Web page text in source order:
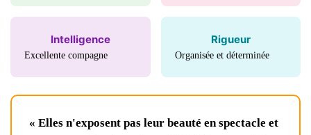
Intelligence
Excellente compagne
Rigueur
Organisée et déterminée
« Elles n'exposent pas leur beauté en spectacle et